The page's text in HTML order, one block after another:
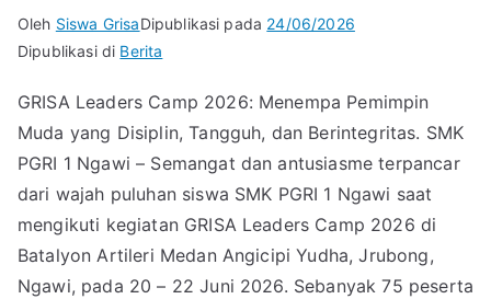
Oleh Siswa GrisaDipublikasi pada 24/06/2026
Dipublikasi di Berita
GRISA Leaders Camp 2026: Menempa Pemimpin
Muda yang Disiplin, Tangguh, dan Berintegritas. SMK
PGRI 1 Ngawi – Semangat dan antusiasme terpancar
dari wajah puluhan siswa SMK PGRI 1 Ngawi saat
mengikuti kegiatan GRISA Leaders Camp 2026 di
Batalyon Artileri Medan Angicipi Yudha, Jrubong,
Ngawi, pada 20 – 22 Juni 2026. Sebanyak 75 peserta